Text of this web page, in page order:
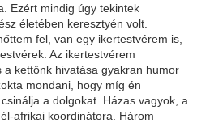
Ezért mindig úgy tekintek
életében keresztyén volt.
fel, van egy ikertestvérem is,
Az ikertestvérem
a kettőnk hivatása gyakran humor
mondani, hogy míg én
a dolgokat. Házas vagyok, a
afrikai koordinátora. Három